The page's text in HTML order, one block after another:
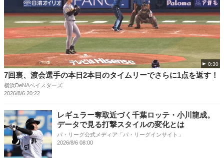
0:30
7回裏、渡会選手の本日2本目のタイムリーでさらに1点を返す！
横浜DeNAベイスターズ
2026/8/6 20:22
レギュラー奪取近づく千葉ロッテ・小川龍成。
データで見る打撃スタイルの変化とは
パ・リーグ公式メディア「パ・リーグインサイト」
2026/8/6 08:00